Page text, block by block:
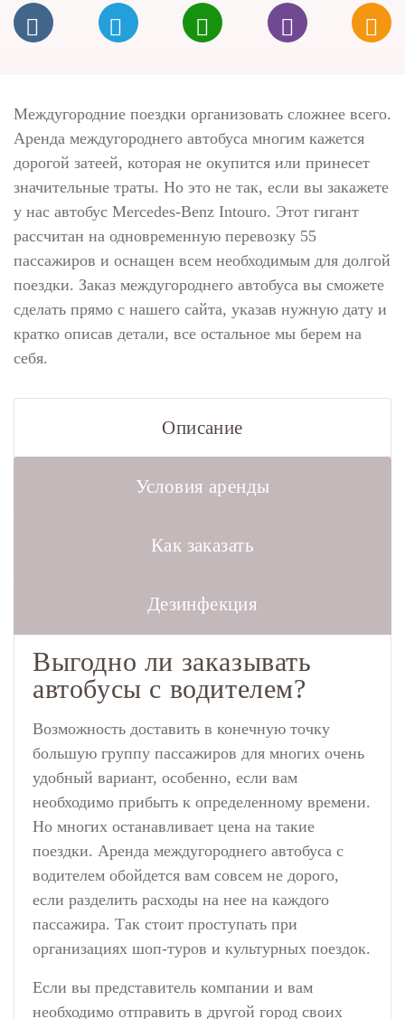
Междугородние поездки организовать сложнее всего.
Аренда междугороднего автобуса многим кажется
дорогой затеей, которая не окупится или принесет
значительные траты. Но это не так, если вы закажете
у нас автобус Mercedes-Benz Intouro. Этот гигант
рассчитан на одновременную перевозку 55
пассажиров и оснащен всем необходимым для долгой
поездки. Заказ междугороднего автобуса вы сможете
сделать прямо с нашего сайта, указав нужную дату и
кратко описав детали, все остальное мы берем на
себя.
Описание
Условия аренды
Как заказать
Дезинфекция
Выгодно ли заказывать
автобусы с водителем?
Возможность доставить в конечную точку
большую группу пассажиров для многих очень
удобный вариант, особенно, если вам
необходимо прибыть к определенному времени.
Но многих останавливает цена на такие
поездки. Аренда междугороднего автобуса с
водителем обойдется вам совсем не дорого,
если разделить расходы на нее на каждого
пассажира. Так стоит проступать при
организациях шоп-туров и культурных поездок.
Если вы представитель компании и вам
необходимо отправить в другой город своих